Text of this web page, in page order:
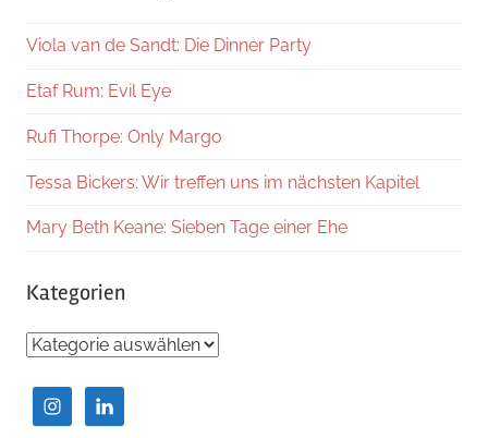
Viola van de Sandt: Die Dinner Party
Etaf Rum: Evil Eye
Rufi Thorpe: Only Margo
Tessa Bickers: Wir treffen uns im nächsten Kapitel
Mary Beth Keane: Sieben Tage einer Ehe
Kategorien
Kategorien